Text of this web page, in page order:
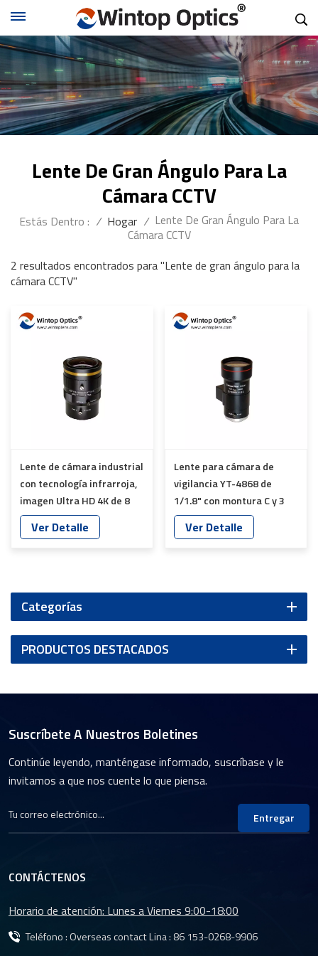
Lente De Gran Ángulo Para La
Cámara CCTV
Estás Dentro : / Hogar / Lente De Gran Ángulo Para La
Cámara CCTV
2 resultados encontrados para "Lente de gran ángulo para la
cámara CCTV"
Lente de cámara industrial
con tecnología infrarroja,
imagen Ultra HD 4K de 8
MP, YT-4869
Ver Detalle
Lente para cámara de
vigilancia YT-4868 de
1/1.8" con montura C y 3
megapíxeles, HD, CC
automática
Ver Detalle
Categorías
PRODUCTOS DESTACADOS
Suscríbete A Nuestros Boletines
Continúe leyendo, manténgase informado, suscríbase y le
invitamos a que nos cuente lo que piensa.
Entregar
CONTÁCTENOS
Horario de atención: Lunes a Viernes 9:00-18:00
Teléfono : Overseas contact Lina : 86 153-0268-9906